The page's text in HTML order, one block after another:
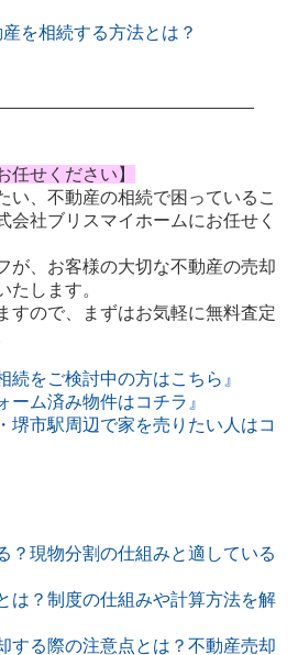
を相続する方法とは？
任せください】
い、不動産の相続で困っているこ
会社ブリスマイホームにお任せく
が、お客様の大切な不動産の売却
たします。
すので、まずはお気軽に無料査定
続をご検討中の方はこちら』
ーム済み物件はコチラ』
堺市駅周辺で家を売りたい人はコ
？現物分割の仕組みと適している
は？制度の仕組みや計算方法を解
する際の注意点とは？不動産売却